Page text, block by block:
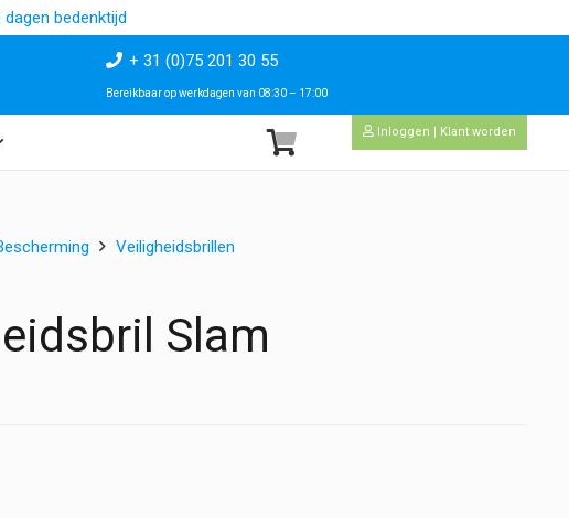
dagen bedenktijd
+ 31 (0)75 201 30 55
Bereikbaar op werkdagen van 08:30 – 17:00
Inloggen | Klant worden
Veiligheidsbrillen
Slam